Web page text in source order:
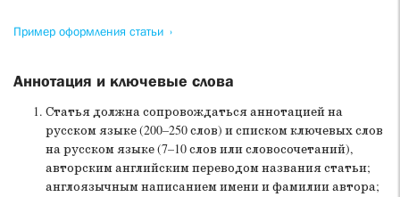
Пример оформления статьи
Аннотация и ключевые слова
Статья должна сопровождаться аннотацией на
русском языке (200–250 слов) и списком ключевых слов
на русском языке (7–10 слов или словосочетаний),
авторским английским переводом названия статьи;
англоязычным написанием имени и фамилии автора;